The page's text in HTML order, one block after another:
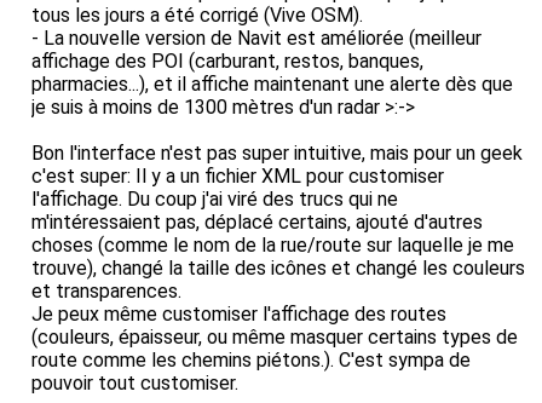
et la taille de quelques icônes.
Astuce: Il existe des fichier XML d'exemple. Renommez le
fichier .apk en .zip et récupérez les XML d'exemple pour
différentes tailles d'écran:
/res/raw/navitldpi.xml (L pour LOW, petits écrans)
/res/raw/navitmdpi.xml (M pour MEDIUM, écrans moyens)
/res/raw/navithdpi.xml (H pour HIGH, grands écrans)
Si vous savez comment désactiver la nouvelle fonction de
scrolling dans les menus de NavIt, je suis preneur.
Un jour, quand j'aurai le temps et un logiciel de capture
d'écran potable autre que l'ADK, je ferai sans doute un
petit tutoriel de NavIt.
EDIT: C'est fait ! http://sebsauvage.net/wiki/doku.php?
id=navit
tous les jours a été corrigé (Vive OSM).
- La nouvelle version de Navit est améliorée (meilleur
affichage des POI (carburant, restos, banques,
pharmacies...), et il affiche maintenant une alerte dès que
je suis à moins de 1300 mètres d'un radar >:->
Bon l'interface n'est pas super intuitive, mais pour un geek
c'est super: Il y a un fichier XML pour customiser
l'affichage. Du coup j'ai viré des trucs qui ne
m'intéressaient pas, déplacé certains, ajouté d'autres
choses (comme le nom de la rue/route sur laquelle je me
trouve), changé la taille des icônes et changé les couleurs
et transparences.
Je peux même customiser l'affichage des routes
(couleurs, épaisseur, ou même masquer certains types de
route comme les chemins piétons.). C'est sympa de
pouvoir tout customiser.